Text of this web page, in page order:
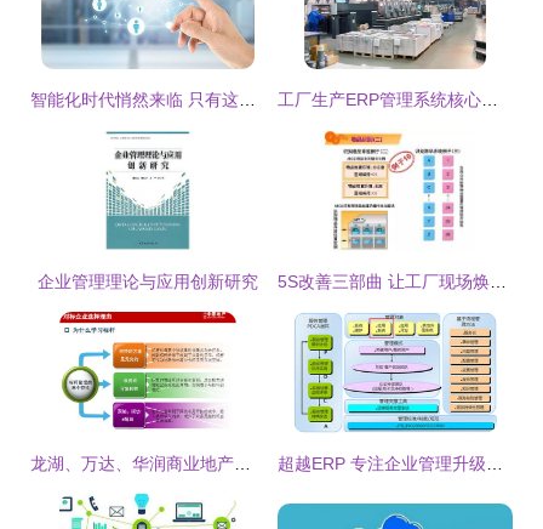
企业管理理论与应用创新研究